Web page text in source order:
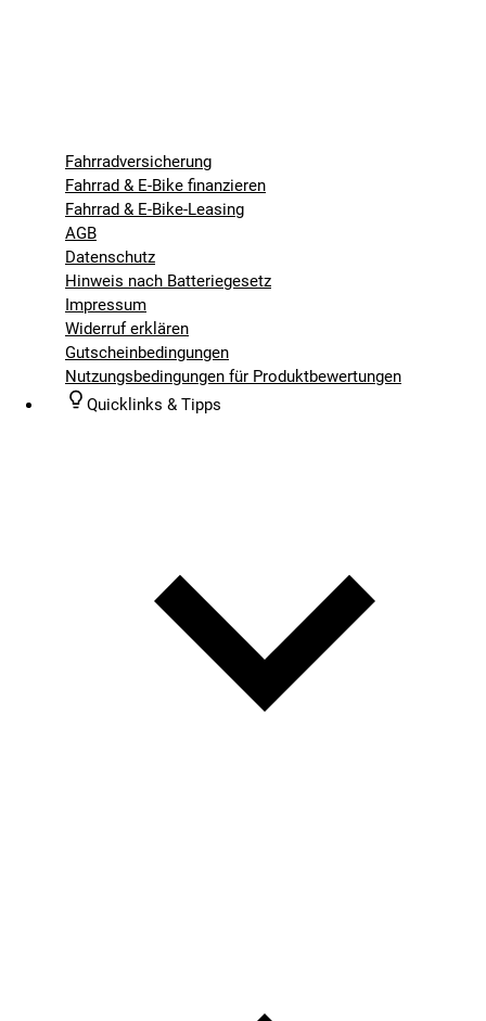
Fahrradversicherung
Fahrrad & E-Bike finanzieren
Fahrrad & E-Bike-Leasing
AGB
Datenschutz
Hinweis nach Batteriegesetz
Impressum
Widerruf erklären
Gutscheinbedingungen
Nutzungsbedingungen für Produktbewertungen
Quicklinks & Tipps